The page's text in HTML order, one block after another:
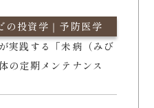
の投資学｜予防医学
実践する「未病（みび
の定期メンテナンス